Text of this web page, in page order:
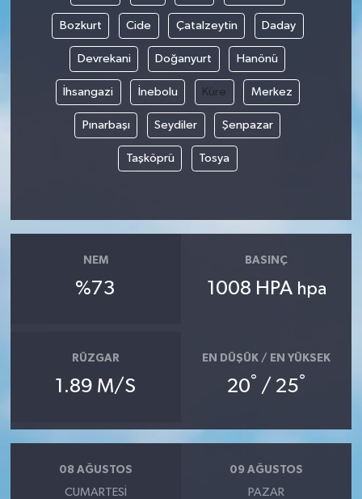
Bozkurt Cide Çatalzeytin Daday
Devrekani Doğanyurt Hanönü
İhsangazi İnebolu Küre Merkez
Pınarbaşı Seydiler Şenpazar
Taşköprü Tosya
NEM
%73
BASINÇ
1008 HPA hpa
RÜZGAR
1.89 M/S
EN DÜŞÜK / EN YÜKSEK
20° / 25°
08 AĞUSTOS
CUMARTESI
09 AĞUSTOS
PAZAR